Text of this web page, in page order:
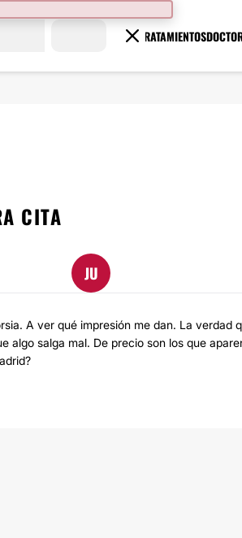
TRATAMIENTOS
CITA
JU
A ver qué impresión me dan. La verdad
algo salga mal. De precio son los que